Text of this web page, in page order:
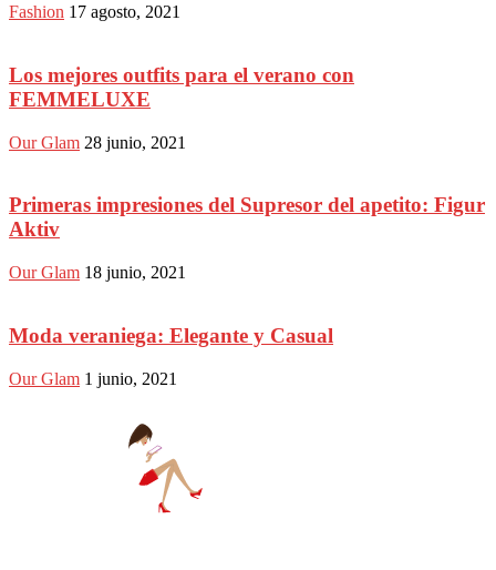
Fashion 17 agosto, 2021
Los mejores outfits para el verano con
FEMMELUXE
Our Glam 28 junio, 2021
Primeras impresiones del Supresor del apetito: Figur
Aktiv
Our Glam 18 junio, 2021
Moda veraniega: Elegante y Casual
Our Glam 1 junio, 2021